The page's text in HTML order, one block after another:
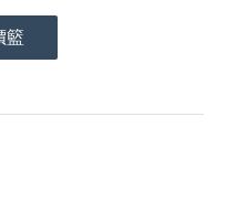
籃